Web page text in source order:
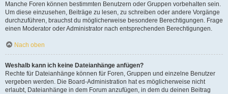
Manche Foren können bestimmten Benutzern oder Gruppen vorbehalten sein.
Um diese einzusehen, Beiträge zu lesen, zu schreiben oder andere Vorgänge
durchzuführen, brauchst du möglicherweise besondere Berechtigungen. Frage
einen Moderator oder Administrator nach entsprechenden Berechtigungen.
Nach oben
Weshalb kann ich keine Dateianhänge anfügen?
Rechte für Dateianhänge können für Foren, Gruppen und einzelne Benutzer
vergeben werden. Die Board-Administration hat es möglicherweise nicht
erlaubt, Dateianhänge in dem Forum anzufügen, in dem du deinen Beitrag